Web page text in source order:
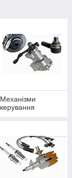
Механізми
керування